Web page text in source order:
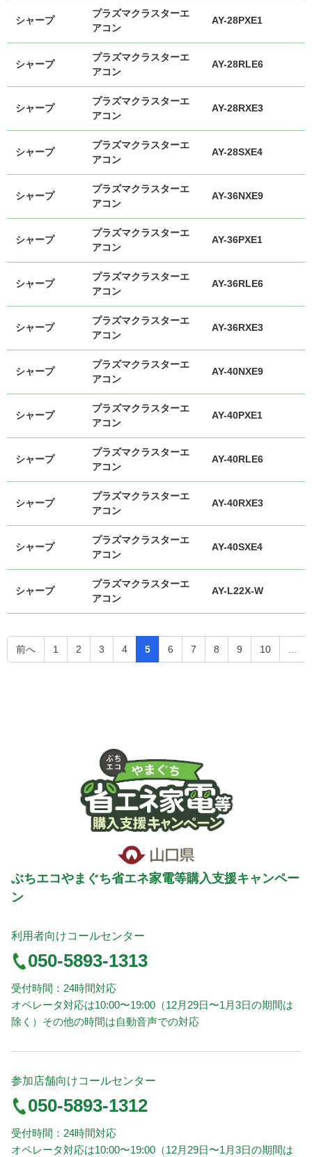
シャープ
プラズマクラスターエ
アコン
AY-28PXE1
シャープ
プラズマクラスターエ
アコン
AY-28RLE6
シャープ
プラズマクラスターエ
アコン
AY-28RXE3
シャープ
プラズマクラスターエ
アコン
AY-28SXE4
シャープ
プラズマクラスターエ
アコン
AY-36NXE9
シャープ
プラズマクラスターエ
アコン
AY-36PXE1
シャープ
プラズマクラスターエ
アコン
AY-36RLE6
シャープ
プラズマクラスターエ
アコン
AY-36RXE3
シャープ
プラズマクラスターエ
アコン
AY-40NXE9
シャープ
プラズマクラスターエ
アコン
AY-40PXE1
シャープ
プラズマクラスターエ
アコン
AY-40RLE6
シャープ
プラズマクラスターエ
アコン
AY-40RXE3
シャープ
プラズマクラスターエ
アコン
AY-40SXE4
シャープ
プラズマクラスターエ
アコン
AY-L22X-W
前へ 1 2 3 4 5 6 7 8 9 10
ぶちエコやまぐち省エネ家電等購入支援キャンペー
ン
利用者向けコールセンター
050-5893-1313
受付時間：24時間対応
オペレータ対応は10:00〜19:00（12月29日〜1月3日の期間は
除く）その他の時間は自動音声での対応
参加店舗向けコールセンター
050-5893-1312
受付時間：24時間対応
オペレータ対応は10:00〜19:00（12月29日〜1月3日の期間は